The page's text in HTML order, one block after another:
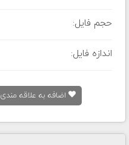
حجم فایل:
اندازه فایل:
اضافه به علاقه مندی